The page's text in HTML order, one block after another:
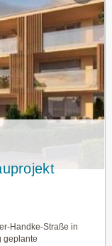
Handke-Straße in
geplante